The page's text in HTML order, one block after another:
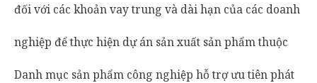
đối với các khoản vay trung và dài hạn của các doanh
nghiệp để thực hiện dự án sản xuất sản phẩm thuộc
Danh mục sản phẩm công nghiệp hỗ trợ ưu tiên phát